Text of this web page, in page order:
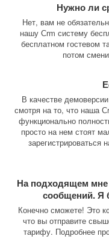
Нужно ли
Нет, вам не
нашу Сrm систему
бесплатном гостевом
потом
В качестве
смотря на то, что наша
функционально
просто на нем стоят
зарегистрироваться
На подходящем мне
сообщений. Я
Конечно сможете! Это
что вы отправите
тарифу. Подробнее